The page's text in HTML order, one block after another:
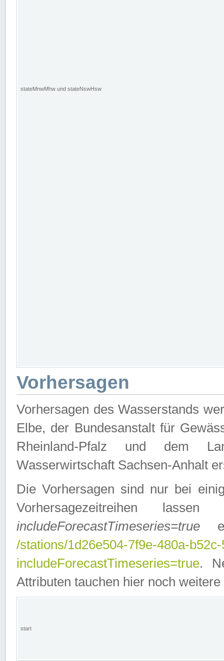
stateMnwMhw und stateNswHsw
Vorhersagen
Vorhersagen des Wasserstands
Elbe, der Bundesanstalt für
Rheinland-Pfalz und dem
Wasserwirtschaft Sachsen-Anhalt
Die Vorhersagen sind nur bei
Vorhersagezeitreihen
includeForecastTimeseries=true
/stations/1d26e504-7f9e-480a-
includeForecastTimeseries=true.
Attributen tauchen hier noch weitere
start